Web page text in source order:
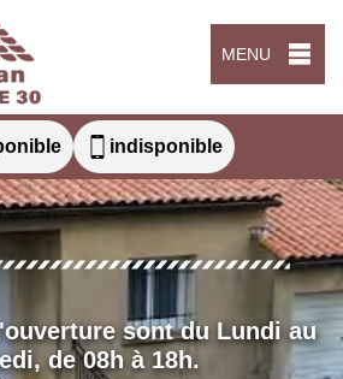
MENU
indisponible
sont du Lundi au
de 08h à 18h.